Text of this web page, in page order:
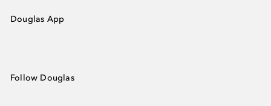
Douglas App
Follow Douglas